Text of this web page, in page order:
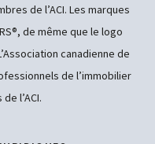
de l’ACI. Les marques
de même que le logo
canadienne de
de l’immobilier
l’ACI.